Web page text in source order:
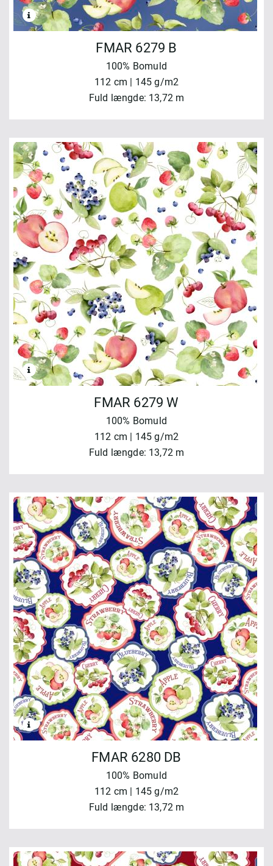
FMAR 6279 B
100% Bomuld
112 cm | 145 g/m2
Fuld længde: 13,72 m
FMAR 6279 W
100% Bomuld
112 cm | 145 g/m2
Fuld længde: 13,72 m
FMAR 6280 DB
100% Bomuld
112 cm | 145 g/m2
Fuld længde: 13,72 m